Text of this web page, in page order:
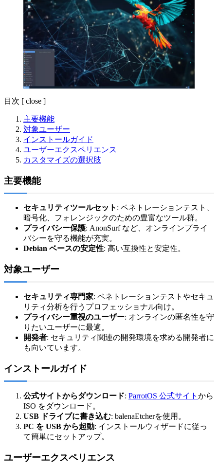
目次 [ close ]
主要機能
対象ユーザー
インストールガイド
ユーザーエクスペリエンス
カスタマイズの選択肢
主要機能
セキュリティツールセット : ペネトレーションテスト、
暗号化、フォレンジックのための豊富なツール群。
プライバシー保護: AnonSurf など、オンラインプライ
バシーを守る機能が充実。
Debian ベースの安定性: 高い互換性と安定性。
対象ユーザー
セキュリティ専門家: ペネトレーションテストやセキュ
リティ分析を行うプロフェッショナル向け。
プライバシー重視のユーザー: オンラインの匿名性を守
りたいユーザーに最適。
開発者: セキュリティ関連の開発環境を求める開発者に
も向いています。
インストールガイド
公式サイトからダウンロード: ParrotOS 公式サイト から
ISO をダウンロード。
USB ドライブに書き込む: balenaEtcherを使用。
PC を USB から起動: インストールウィザードに従っ
て簡単にセットアップ。
ユーザーエクスペリエンス